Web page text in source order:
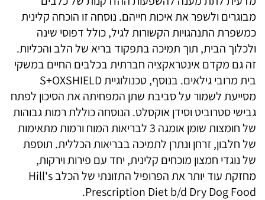
מבוגרים ולשפר את איכות חייהם. נוסחה זו הוכחה קלינית
כמשפרת התנהגויות הקשורות לגיל, כולל דפוסי שינה
ולכלוך הבית, תוך תמיכה בתפקוד בריא של הלב והכליות.
זה גם מקדם אינטראקציה חברתית בכלבים החיים במשקי
בית מרובי גילאים. בנוסף, טכנולוגיית S+OXSHIELD
מסייעת לשמור על סביבת שתן המפחיתה את הסיכון לפתח
גבישי סטרוביט וסידן אוקסלט. הנוסחה כוללת רמות גבוהות
של חומצות שומן אומגה 3 לבריאות המוח ורמות מתאימות
של חלבון, זרחן ונתרן לתמיכה בבריאות הכללית. תוספת
של נוגדי חמצון מוכחים קלינית, יחד עם פירות וירקות,
מחזקת עוד יותר את הפרופיל התזונתי של הכלב Hill's
Prescription Diet b/d Dry Dog Food.